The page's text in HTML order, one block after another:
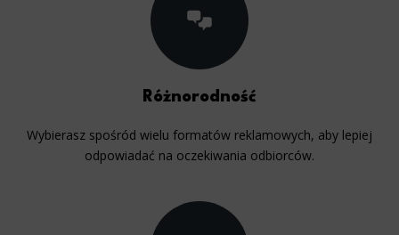
Różnorodność
Wybierasz spośród wielu formatów reklamowych, aby lepiej
odpowiadać na oczekiwania odbiorców.